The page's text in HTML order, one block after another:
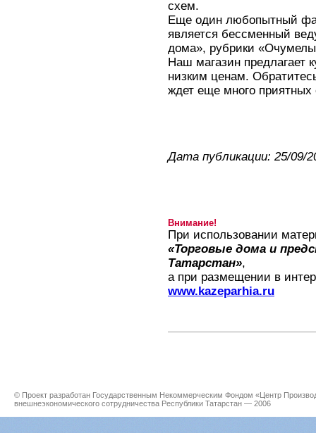
схем.
Еще один любопытный
является бессменный
дома», рубрики
Наш магазин предлагает
низким ценам.
ждет еще много приятных
Дата публикации: 25/09/
Внимание!
При использовании
«Торговые дома и
Татарстан»,
а при размещении в
www.kazeparhia.ru
© Проект разработан Государственным Некоммерческим Фондом «Центр
внешнеэкономического сотрудничества Республики Татарстан — 2006